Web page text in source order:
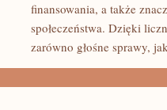
finansowania, a także
społeczeństwa. Dzięki
zarówno głośne sprawy,